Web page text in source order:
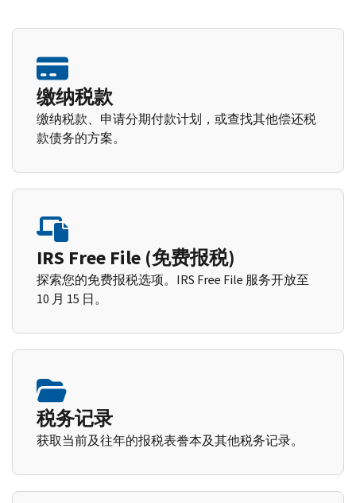
缴纳税款
缴纳税款、申请分期付款计划，或查找其他偿还税
款债务的方案。
IRS Free File (免费报税)
探索您的免费报税选项。IRS Free File 服务开放至
10 月 15 日。
税务记录
获取当前及往年的报税表誊本及其他税务记录。